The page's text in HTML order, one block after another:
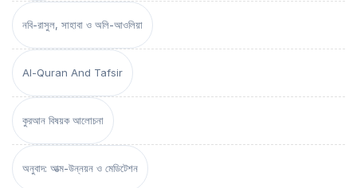
নবি-রাসুল, সাহাবা ও অলি-আওলিয়া
Al-Quran And Tafsir
কুরআন বিষয়ক আলোচনা
অনুবাদ: আত্ম-উন্নয়ন ও মেডিটেশন